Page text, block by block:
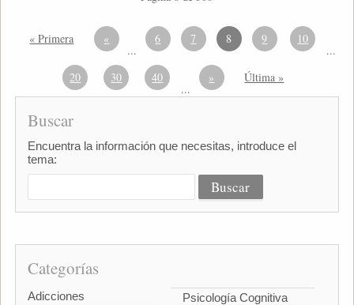
« Primera «
...
6 7 8 9 10
...
20
30 40
...
» Última »
Buscar
Encuentra la información que necesitas, introduce el
tema:
Categorías
Adicciones
Psicología Cognitiva